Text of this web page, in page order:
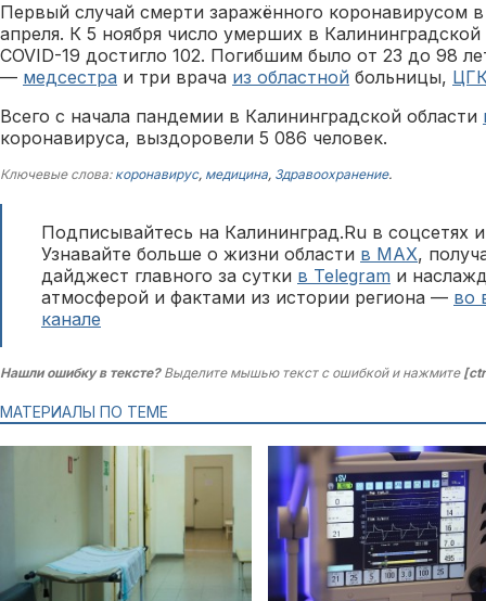
Первый случай смерти заражённого коронавирусом
апреля. К 5 ноября число умерших в
COVID-19 достигло 102. Погибшим было от 23 до 98
— медсестра и три врача из областной больницы,
Всего с начала пандемии в Калининградской области
коронавируса, выздоровели 5 086 человек.
Ключевые слова: коронавирус, медицина, Здравоохранение.
Подписывайтесь на Калининград.Ru в соцсетях
Узнавайте больше о жизни области в MAX,
дайджест главного за сутки в Telegram и
атмосферой и фактами из истории региона — во
канале
Нашли ошибку в тексте?Выделите мышью текст с ошибкой и нажмите
МАТЕРИАЛЫ ПО ТЕМЕ